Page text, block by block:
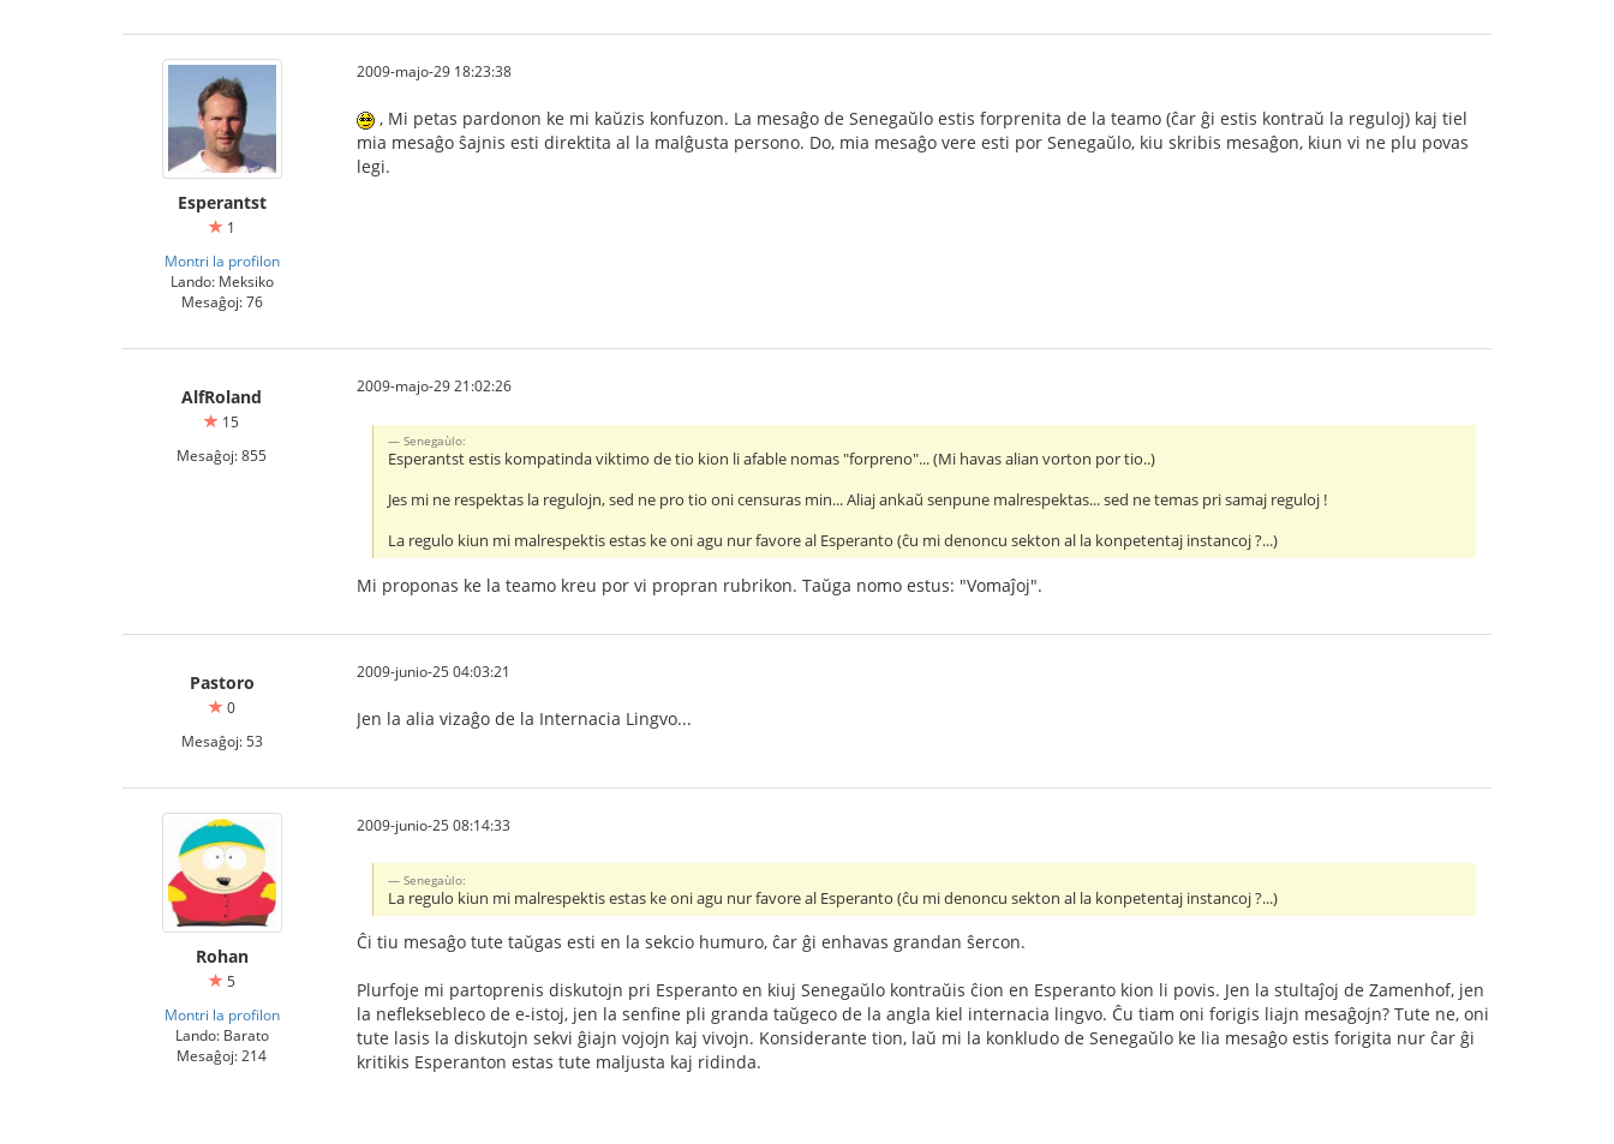
Esperantst
1
Montri la profilon
Lando: Meksiko
Mesaĝoj: 76
2009-majo-29 18:23:38
, Mi petas pardonon ke mi kaŭzis konfuzon. La mesaĝo de Senegaŭlo estis forprenita de la teamo (ĉar ĝi estis kontraŭ la reguloj) kaj tiel
mia mesaĝo ŝajnis esti direktita al la malĝusta persono. Do, mia mesaĝo vere esti por Senegaŭlo, kiu skribis mesaĝon, kiun vi ne plu povas
legi.
AlfRoland
15
Mesaĝoj: 855
2009-majo-29 21:02:26
Senegaùlo:
Esperantst estis kompatinda viktimo de tio kion li afable nomas "forpreno"... (Mi havas alian vorton por tio..)
Jes mi ne respektas la regulojn, sed ne pro tio oni censuras min... Aliaj ankaŭ senpune malrespektas... sed ne temas pri samaj reguloj !
La regulo kiun mi malrespektis estas ke oni agu nur favore al Esperanto (ĉu mi denoncu sekton al la konpetentaj instancoj ?...)
Mi proponas ke la teamo kreu por vi propran rubrikon. Taŭga nomo estus: "Vomaĵoj".
Pastoro
0
Mesaĝoj: 53
2009-junio-25 04:03:21
Jen la alia vizaĝo de la Internacia Lingvo...
Rohan
5
Montri la profilon
Lando: Barato
Mesaĝoj: 214
2009-junio-25 08:14:33
Senegaùlo:
La regulo kiun mi malrespektis estas ke oni agu nur favore al Esperanto (ĉu mi denoncu sekton al la konpetentaj instancoj ?...)
Ĉi tiu mesaĝo tute taŭgas esti en la sekcio humuro, ĉar ĝi enhavas grandan ŝercon.
Plurfoje mi partoprenis diskutojn pri Esperanto en kiuj Senegaŭlo kontraŭis ĉion en Esperanto kion li povis. Jen la stultaĵoj de Zamenhof, jen
la nefleksebleco de e-istoj, jen la senfine pli granda taŭgeco de la angla kiel internacia lingvo. Ĉu tiam oni forigis liajn mesaĝojn? Tute ne, oni
tute lasis la diskutojn sekvi ĝiajn vojojn kaj vivojn. Konsiderante tion, laŭ mi la konkludo de Senegaŭlo ke lia mesaĝo estis forigita nur ĉar ĝi
kritikis Esperanton estas tute maljusta kaj ridinda.